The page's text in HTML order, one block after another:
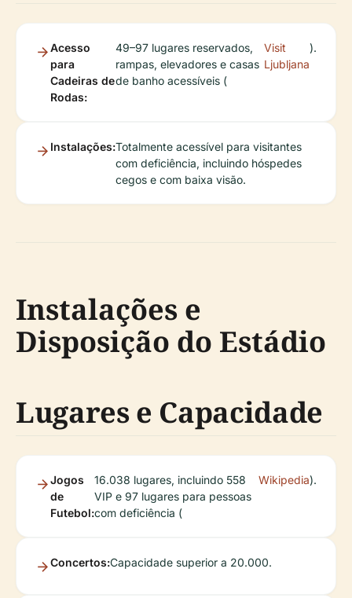
Acesso
para
Cadeiras de
Rodas:
49–97 lugares reservados,
rampas, elevadores e casas
de banho acessíveis (
Visit
Ljubljana
).
Instalações:Totalmente acessível para visitantes
com deficiência, incluindo hóspedes
cegos e com baixa visão.
Instalações e
Disposição do Estádio
Lugares e Capacidade
Jogos
de
Futebol:
16.038 lugares, incluindo 558
VIP e 97 lugares para pessoas
com deficiência (
Wikipedia).
Concertos:Capacidade superior a 20.000.